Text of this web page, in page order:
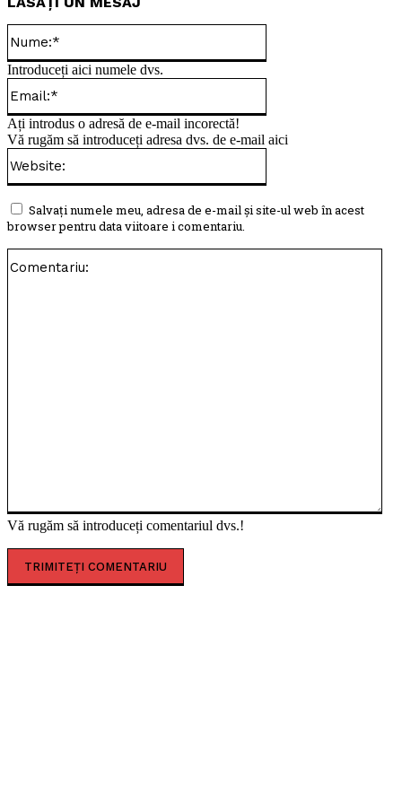
Vă rugăm să introduceți comentariul dvs.!
Introduceți aici numele dvs.
Ați introdus o adresă de e-mail incorectă!
Vă rugăm să introduceți adresa dvs. de e-mail aici
Salvați numele meu, adresa de e-mail și site-ul web în acest
browser pentru data viitoare i comentariu.